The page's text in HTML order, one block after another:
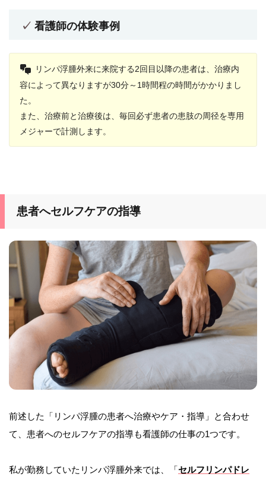
看護師の体験事例
リンパ浮腫外来に来院する2回目以降の患者は、治療内
容によって異なりますが30分～1時間程の時間がかかりまし
た。
また、治療前と治療後は、毎回必ず患者の患肢の周径を専用
メジャーで計測します。
患者へセルフケアの指導
前述した「リンパ浮腫の患者へ治療やケア・指導」と合わせ
て、患者へのセルフケアの指導も看護師の仕事の1つです。
私が勤務していたリンパ浮腫外来では、「セルフリンパドレ